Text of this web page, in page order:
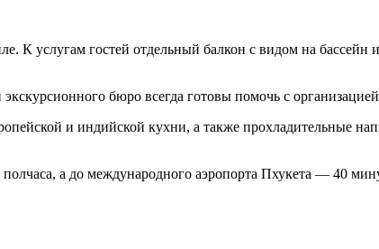
К услугам гостей отдельный балкон с видом на бассейн
бюро всегда готовы помочь с
и индийской кухни, а также прохладительные
а до международного аэропорта Пхукета — 40